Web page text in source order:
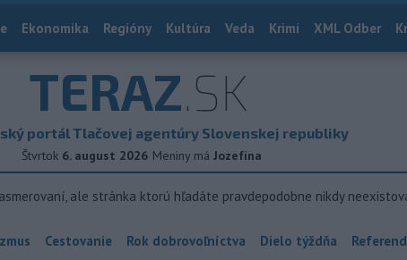
Ekonomika Regióny Kultúra Veda Krimi XML Odber
TERAZ.SK
portál Tlačovej agentúry Slovenskej republiky
Štvrtok 6. august 2026 Meniny má Jozefína
ale stránka ktorú hľadáte pravdepodobne nikdy
Cestovanie Rok dobrovoľníctva Dielo týždňa